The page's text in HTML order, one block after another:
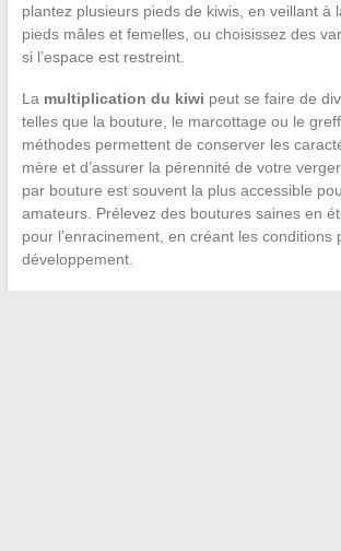
plantez plusieurs pieds de kiwis, en veillant à
pieds mâles et femelles, ou choisissez des
si l’espace est restreint.
La multiplication du kiwi peut se faire de
telles que la bouture, le marcottage ou le
méthodes permettent de conserver les
mère et d’assurer la pérennité de votre
par bouture est souvent la plus accessible
amateurs. Prélevez des boutures saines en
pour l’enracinement, en créant les conditions
développement.